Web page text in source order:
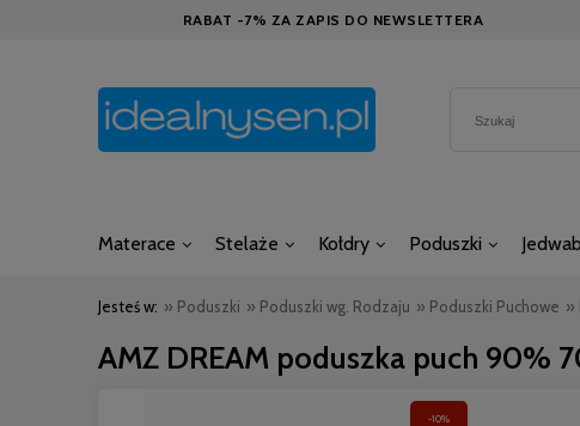
RABAT -7% ZA ZAPIS DO NEWSLETTERA
Materace Stelaże Kołdry Poduszki Jedwab
Jesteś w: » Poduszki » Poduszki wg. Rodzaju » Poduszki Puchowe »
AMZ DREAM poduszka puch 90%
-10%